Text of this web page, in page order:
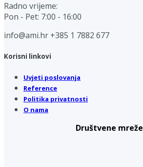
Radno vrijeme:
Pon - Pet: 7:00 - 16:00
info@ami.hr +385 1 7882 677
Korisni linkovi
Uvjeti poslovanja
Reference
Politika privatnosti
O nama
Društvene mreže